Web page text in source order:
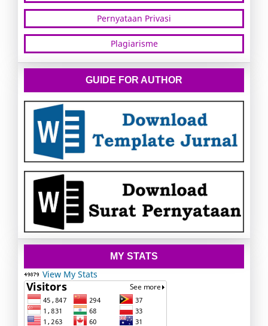
Pernyataan Privasi
Plagiarisme
GUIDE FOR AUTHOR
MY STATS
View My Stats